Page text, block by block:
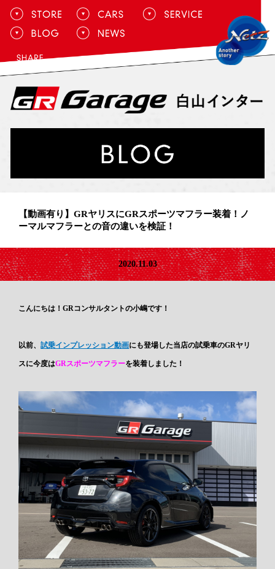
【動画有り】GRヤリスにGRスポーツマフラー装着！ノ
ーマルマフラーとの音の違いを検証！
2020.11.03
こんにちは！GRコンサルタントの小嶋です！
以前、試乗インプレッション動画にも登場した当店の試乗車のGRヤリ
スに今度はGRスポーツマフラーを装着しました！